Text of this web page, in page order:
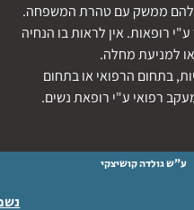
להם ממשק עם טהרת המשפחה.
רופאות. אין לראות בו הנחיה
למניעת מחלה.
בתחום הרפואי או בתחום
רפואי ע"י רופאת נשים.
ע"ש גולדה קושיצקי